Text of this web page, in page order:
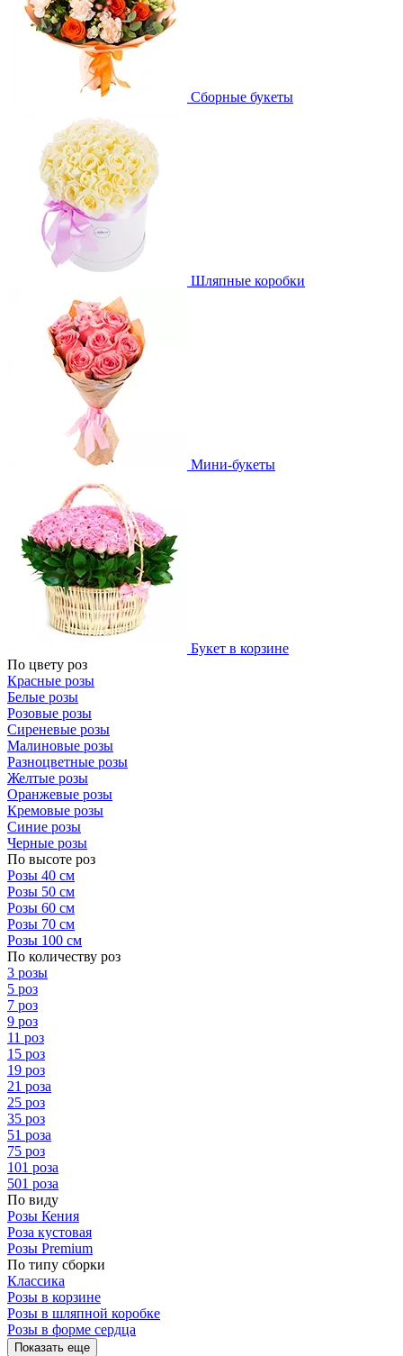
Сборные букеты
Шляпные коробки
Мини-букеты
Букет в корзине
По цвету роз
Красные розы
Белые розы
Розовые розы
Сиреневые розы
Малиновые розы
Разноцветные розы
Желтые розы
Оранжевые розы
Кремовые розы
Синие розы
Черные розы
По высоте роз
Розы 40 см
Розы 50 см
Розы 60 см
Розы 70 см
Розы 100 см
По количеству роз
3 розы
5 роз
7 роз
9 роз
11 роз
15 роз
19 роз
21 роза
25 роз
35 роз
51 роза
75 роз
101 роза
501 роза
По виду
Розы Кения
Роза кустовая
Розы Premium
По типу сборки
Классика
Розы в корзине
Розы в шляпной коробке
Розы в форме сердца
Показать еще